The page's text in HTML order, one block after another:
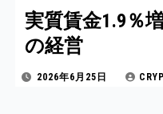
実質賃金1.9％
の経営
2026年6月25日